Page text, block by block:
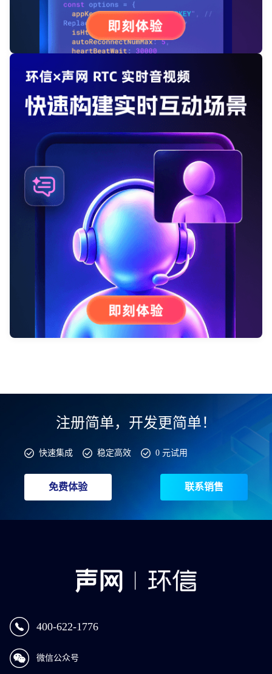
注册简单，开发更简单！
快速集成 稳定高效 0 元试用
免费体验 联系销售
400-622-1776
微信公众号